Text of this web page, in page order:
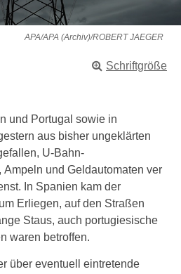
APA/APA (Archiv)/ROBERT JAEGER
Schriftgröße
und Portugal sowie in
aus bisher ungeklärten
U-Bahn-
Ampeln und Geldautomaten ver
In Spanien kam der
Erliegen, auf den Straßen
Staus, auch portugiesische
waren betroffen.
über eventuell eintretende